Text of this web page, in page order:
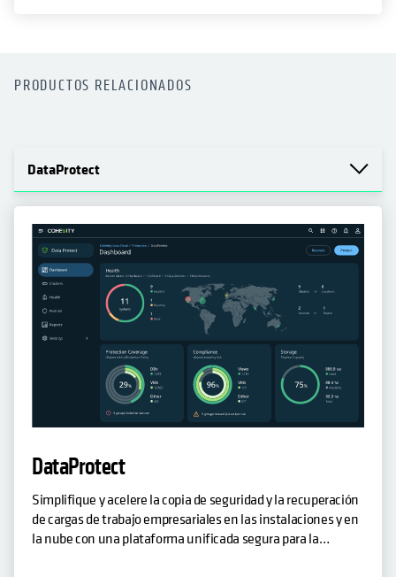
PRODUCTOS RELACIONADOS
DataProtect
DataProtect
Simplifique y acelere la copia de seguridad y la recuperación
de cargas de trabajo empresariales en las instalaciones y en
la nube con una plataforma unificada segura para la